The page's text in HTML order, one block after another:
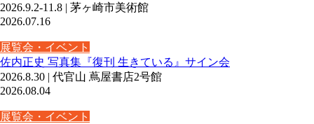
2026.9.2-11.8 | 茅ヶ崎市美術館
2026.07.16
展覧会・イベント
佐内正史 写真集『復刊 生きている』サイン会
2026.8.30 | 代官山 蔦屋書店2号館
2026.08.04
展覧会・イベント